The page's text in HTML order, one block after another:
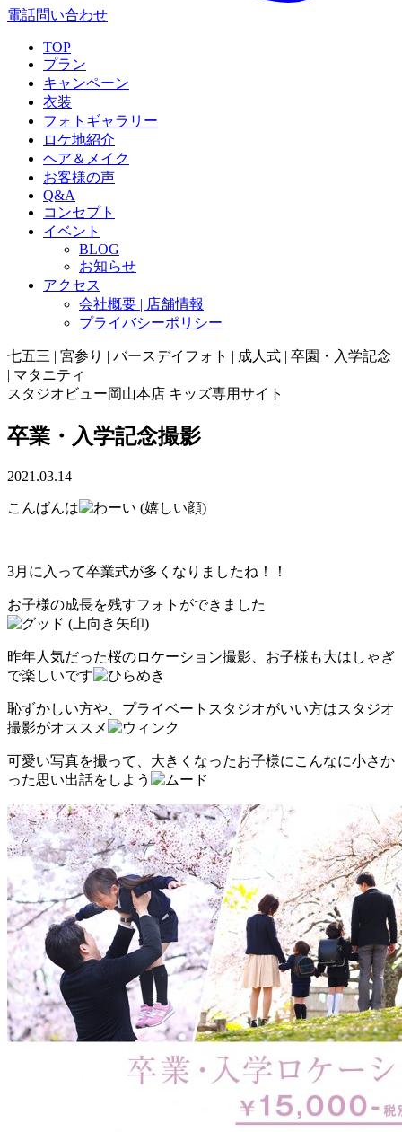
電話問い合わせ
TOP
プラン
キャンペーン
衣装
フォトギャラリー
ロケ地紹介
ヘア＆メイク
お客様の声
Q&A
コンセプト
イベント
BLOG
お知らせ
アクセス
会社概要 | 店舗情報
プライバシーポリシー
七五三 | 宮参り | バースデイフォト | 成人式 | 卒園・入学記念
| マタニティ
スタジオビュー岡山本店 キッズ専用サイト
卒業・入学記念撮影
2021.03.14
こんばんは
3月に入って卒業式が多くなりましたね！！
お子様の成長を残すフォトができました
昨年人気だった桜のロケーション撮影、お子様も大はしゃぎ
で楽しいです
恥ずかしい方や、プライベートスタジオがいい方はスタジオ
撮影がオススメ
可愛い写真を撮って、大きくなったお子様にこんなに小さか
った思い出話をしよう